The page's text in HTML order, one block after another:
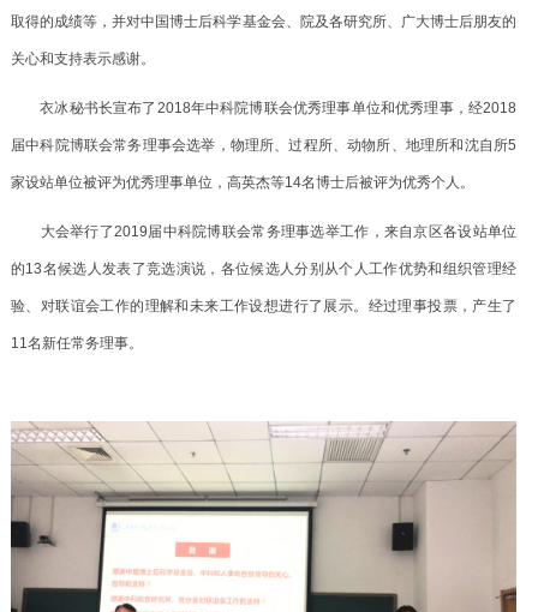
取得的成绩等，并对中国博士后科学基金会、院及各研究所、广大博士后朋友的
关心和支持表示感谢。
衣冰秘书长宣布了 2018年中科院博联会优秀理事单位和优秀理事，经2018
届中科院博联会常务理事会选举，物理所、过程所、动物所、地理所和沈自所5
家设站单位被评为优秀理事单位，高英杰等14名博士后被评为优秀个人。
大会举行了2019届中科院博联会常务理事选举工作，来自京区各设站单位
的13名候选人发表了竞选演说，各位候选人分别从个人工作优势和组织管理经
验、对联谊会工作的理解和未来工作设想进行了展示。经过理事投票，产生了
11名新任常务理事。